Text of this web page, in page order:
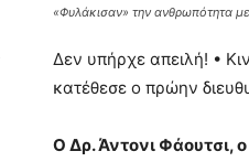
«Φυλάκισαν» την ανθρωπότητα
Δεν υπήρχε απειλή! •
κατέθεσε ο πρώην
Ο Δρ. Άντονι Φάουτσι,